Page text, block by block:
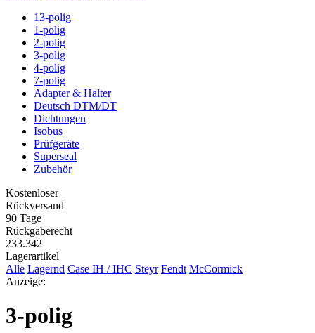
13-polig
1-polig
2-polig
3-polig
4-polig
7-polig
Adapter & Halter
Deutsch DTM/DT
Dichtungen
Isobus
Prüfgeräte
Superseal
Zubehör
Kostenloser
Rückversand
90 Tage
Rückgaberecht
233.342
Lagerartikel
Alle Lagernd Case IH / IHC Steyr Fendt McCormick
Anzeige:
3-polig